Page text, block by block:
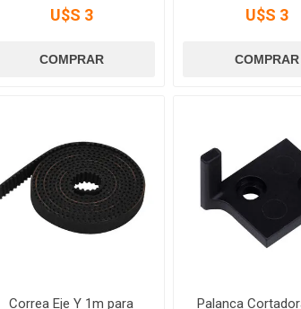
U$S 3 U$S 3
Correa Eje Y 1m para
Palanca